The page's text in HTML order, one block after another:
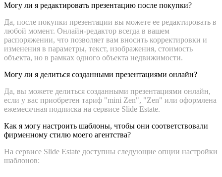
Могу ли я редактировать презентацию после покупки?
Да, после покупки презентации вы можете ее редактировать в
любой момент. Онлайн-редактор всегда в вашем
распоряжении, что позволяет вам вносить корректировки и
изменения в параметры, текст, изображения, стоимость
объекта, но в рамках одного объекта недвижимости.
Могу ли я делиться созданными презентациями онлайн?
Да, вы можете делиться созданными презентациями онлайн,
если у вас приобретен тариф "mini Zen", "Zen" или оформлена
ежемесячная подписка на сервисе Slide Estate.
Как я могу настроить шаблоны, чтобы они соответствовали
фирменному стилю моего агентства?
На сервисе Slide Estate доступны следующие опции настройки
шаблонов: